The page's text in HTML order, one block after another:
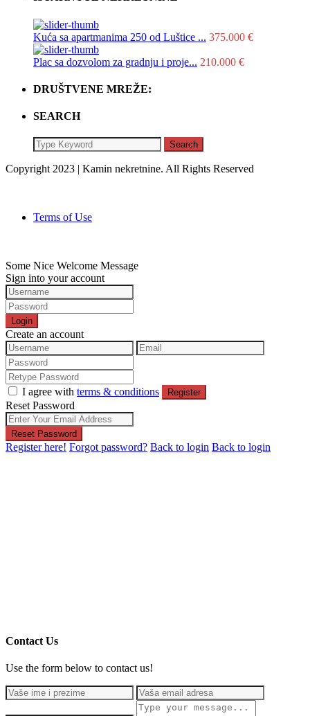
Kuća sa apartmanima 250 od Luštice ... 375.000 €
Plac sa dozvolom za gradnju i proje... 210.000 €
DRUŠTVENE MREŽE:
SEARCH
Search
Copyright 2023 | Kamin nekretnine. All Rights Reserved
Terms of Use
Some Nice Welcome Message
Sign into your account
Login
Create an account
I agree with terms & conditions Register
Reset Password
Reset Password
Register here! Forgot password? Back to login Back to login
Contact Us
Use the form below to contact us!